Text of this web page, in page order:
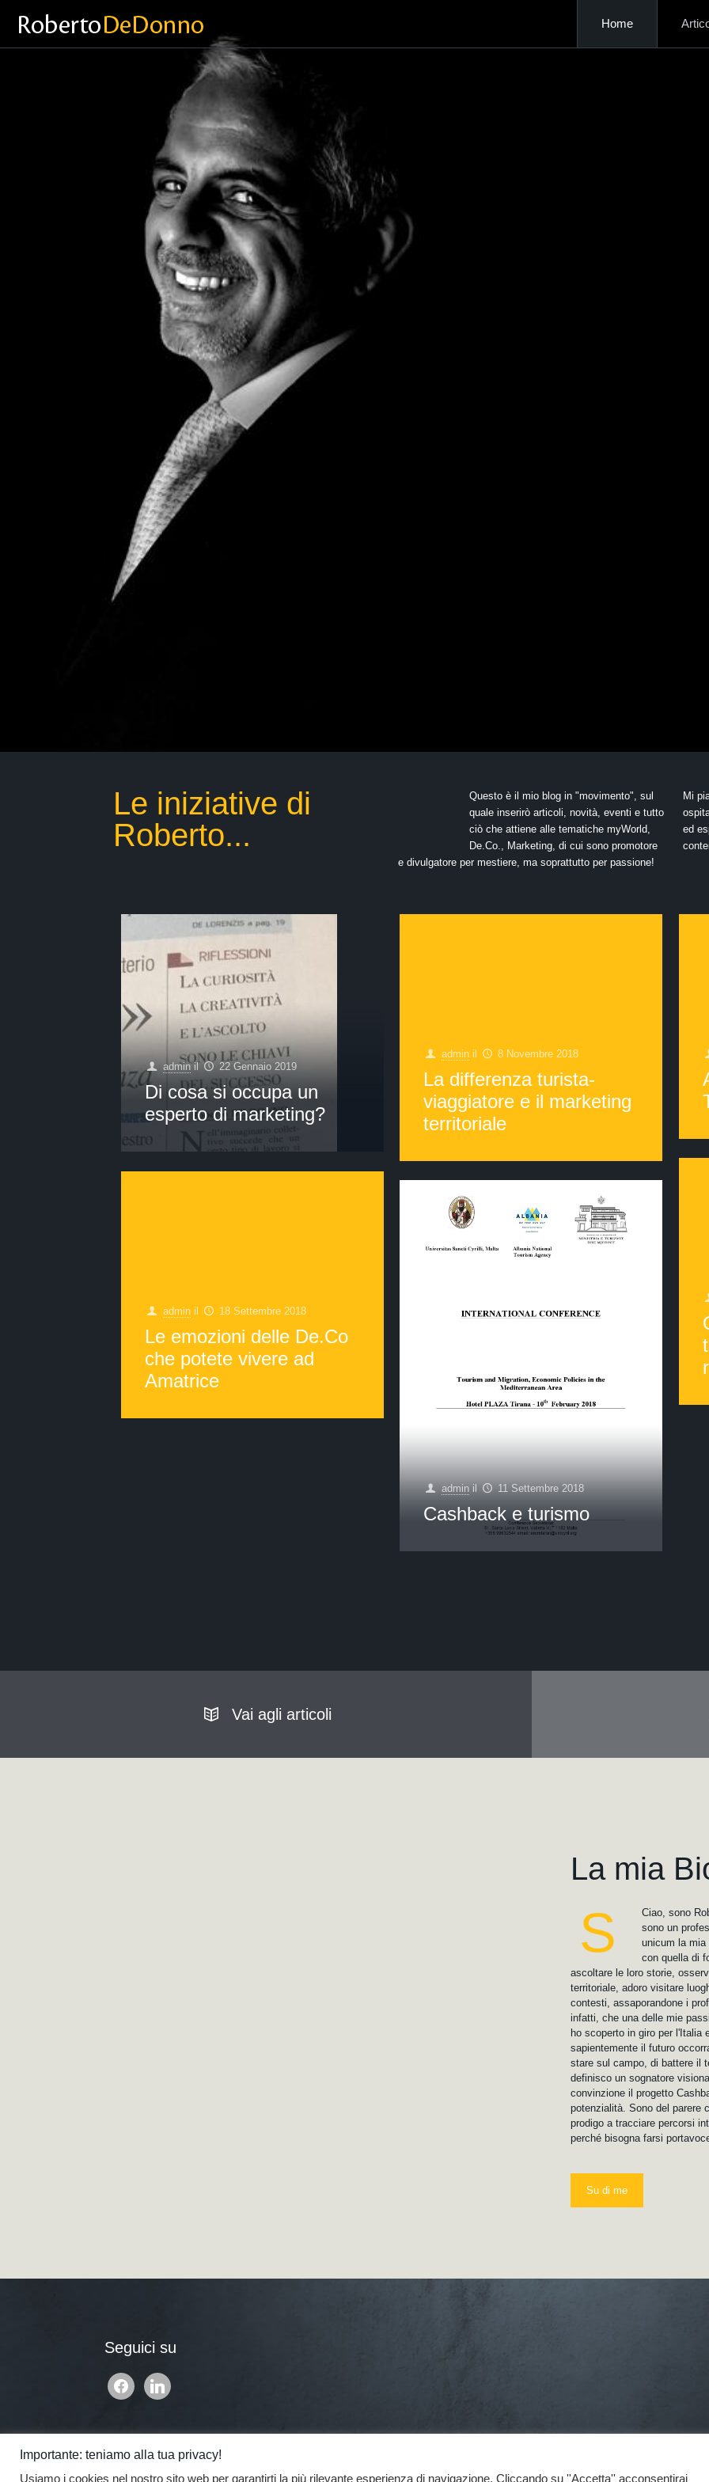
Home
Le iniziative di
Roberto...
Questo è il mio blog in "movimento", sul
quale inserirò articoli, novità, eventi e tutto
ciò che attiene alle tematiche myWorld,
De.Co., Marketing, di cui sono promotore
e divulgatore per mestiere, ma soprattutto per passione!
Mi
ed
admin il 22 Gennaio 2019
Di cosa si occupa un
esperto di marketing?
admin il 8 Novembre 2018
La differenza turista-
viaggiatore e il marketing
territoriale
admin il 18 Settembre 2018
Le emozioni delle De.Co
che potete vivere ad
Amatrice
admin il 11 Settembre 2018
Cashback e turismo
Vai agli articoli
La mia
S
Ciao, sono
sono un
unicum la mia
con quella di
ascoltare le loro storie,
territoriale, adoro visitare
contesti, assaporandone i
infatti, che una delle mie
ho scoperto in giro per l'Italia
sapientemente il futuro
stare sul campo, di battere il
definisco un sognatore
convinzione il progetto
potenzialità. Sono del parere
prodigo a tracciare percorsi
perché bisogna farsi
Su di me
Seguici su
facebooklinkedin
© 2017 De Donno - Tutti i diritti riservati| Progettazione e sviluppo: Consolidati | web e
Importante: teniamo alla tua privacy!
Usiamo i cookies nel nostro sito web per garantirti la più rilevante esperienza di navigazione. Cliccando su ''Accetta'' acconsentirai